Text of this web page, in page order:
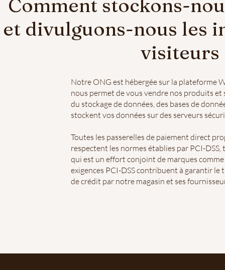
Comment stockons-
et divulguons-nous les
visiteurs
Notre ONG est hébergée sur la plateforme
nous permet de vous vendre nos produits et
du stockage de données, des bases de
stockent vos données sur des serveurs
Toutes les passerelles de paiement direct
respectent les normes établies par PCI-
qui est un effort conjoint de marques
exigences PCI-DSS contribuent à garantir
de crédit par notre magasin et ses